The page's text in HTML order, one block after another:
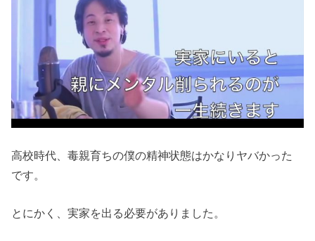
高校時代、毒親育ちの僕の精神状態はかなりヤバかった
です。
とにかく、実家を出る必要がありました。